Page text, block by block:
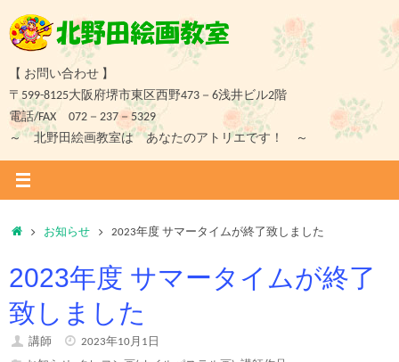
ン
ツ
へ
キ
プ
【 お問い合わせ 】
〒599-8125大阪府堺市東区西野473－6浅井ビル2階
電話/FAX 072－237－5329
～ 北野田絵画教室は あなたのアトリエです！ ～
ホ
ム
お知らせ 2023年度 サマータイムが終了致しました
2023年度 サマータイムが終了
致しました
講師
2023年10月1日